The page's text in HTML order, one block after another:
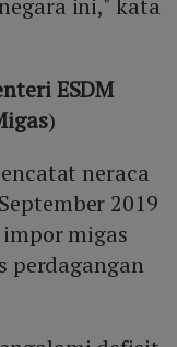
ini," kata
ESDM
)
neraca
2019
migas
perdagangan